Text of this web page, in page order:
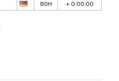
BOH + 0:00:00